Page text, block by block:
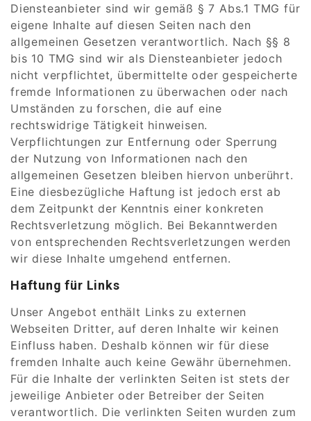
Diensteanbieter sind wir gemäß § 7 Abs.1 TMG für
eigene Inhalte auf diesen Seiten nach den
allgemeinen Gesetzen verantwortlich. Nach §§ 8
bis 10 TMG sind wir als Diensteanbieter jedoch
nicht verpflichtet, übermittelte oder gespeicherte
fremde Informationen zu überwachen oder nach
Umständen zu forschen, die auf eine
rechtswidrige Tätigkeit hinweisen.
Verpflichtungen zur Entfernung oder Sperrung
der Nutzung von Informationen nach den
allgemeinen Gesetzen bleiben hiervon unberührt.
Eine diesbezügliche Haftung ist jedoch erst ab
dem Zeitpunkt der Kenntnis einer konkreten
Rechtsverletzung möglich. Bei Bekanntwerden
von entsprechenden Rechtsverletzungen werden
wir diese Inhalte umgehend entfernen.
Haftung für Links
Unser Angebot enthält Links zu externen
Webseiten Dritter, auf deren Inhalte wir keinen
Einfluss haben. Deshalb können wir für diese
fremden Inhalte auch keine Gewähr übernehmen.
Für die Inhalte der verlinkten Seiten ist stets der
jeweilige Anbieter oder Betreiber der Seiten
verantwortlich. Die verlinkten Seiten wurden zum